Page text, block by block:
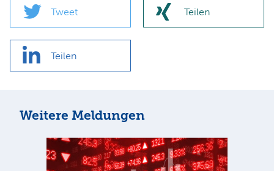
Tweet Teilen
Teilen
Weitere Meldungen